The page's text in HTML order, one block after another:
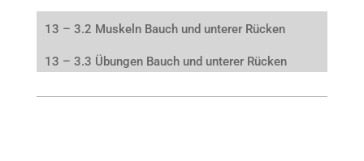
13 – 3.2 Muskeln Bauch und unterer Rücken
13 – 3.3 Übungen Bauch und unterer Rücken